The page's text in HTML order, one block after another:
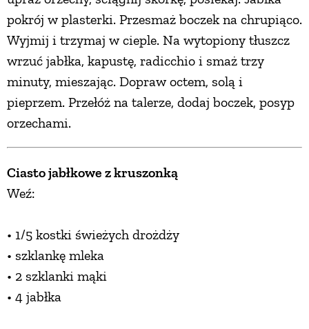
pokrój w plasterki. Przesmaż boczek na chrupiąco.
Wyjmij i trzymaj w cieple. Na wytopiony tłuszcz
wrzuć jabłka, kapustę, radicchio i smaż trzy
minuty, mieszając. Dopraw octem, solą i
pieprzem. Przełóż na talerze, dodaj boczek, posyp
orzechami.
Ciasto jabłkowe z kruszonką
Weź:
• 1/5 kostki świeżych drożdży
• szklankę mleka
• 2 szklanki mąki
• 4 jabłka